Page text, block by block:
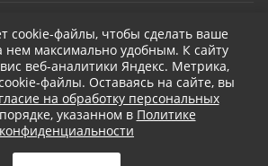
МАРКЕТ АВТОНОВЬЕ
cookie-файлы, чтобы сделать ваше
нем максимально удобным. К cайту
веб-аналитики Яндекс. Метрика,
файлы. Оставаясь на сайте, вы
на обработку персональных
указанном в Политике
конфиденциальности